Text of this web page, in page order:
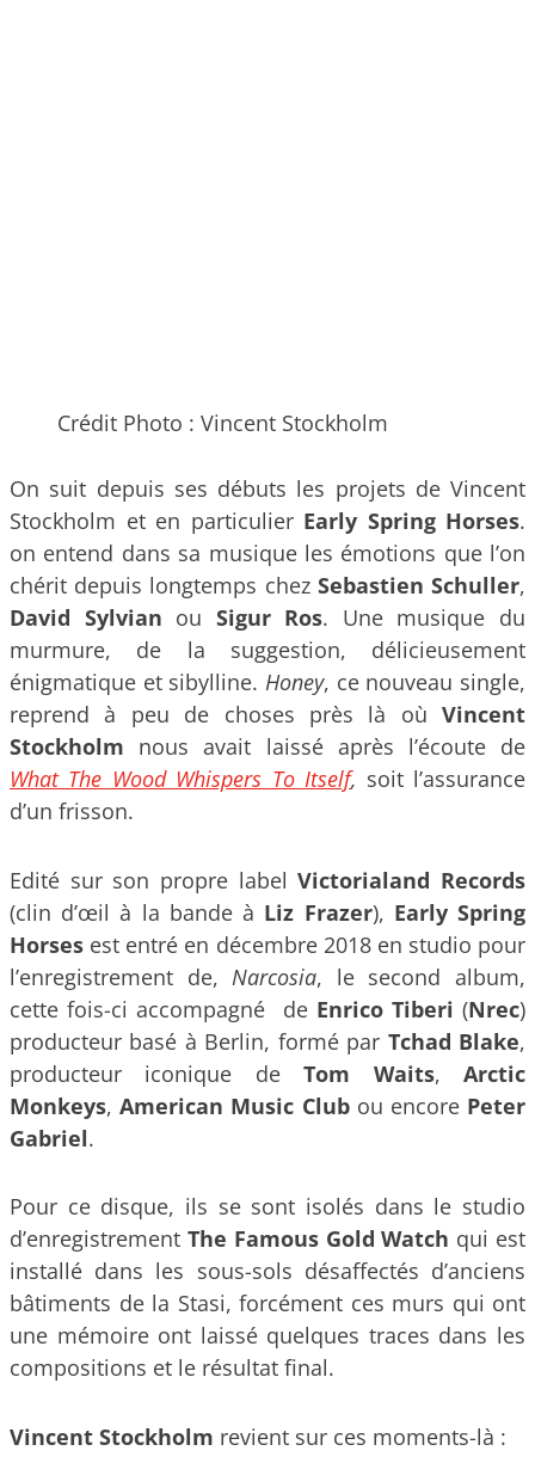
Crédit Photo : Vincent Stockholm
On suit depuis ses débuts les projets de Vincent
Stockholm et en particulier Early Spring Horses.
on entend dans sa musique les émotions que l’on
chérit depuis longtemps chez Sebastien Schuller,
David Sylvian ou Sigur Ros. Une musique du
murmure, de la suggestion, délicieusement
énigmatique et sibylline. Honey, ce nouveau single,
reprend à peu de choses près là où Vincent
Stockholm nous avait laissé après l’écoute de
What The Wood Whispers To Itself, soit l’assurance
d’un frisson.
Edité sur son propre labelVictorialand Records
(clin d’œil à la bande à Liz Frazer), Early Spring
Horses est entré en décembre 2018 en studio pour
l’enregistrement de, Narcosia, le second album,
cette fois-ci accompagné de Enrico Tiberi (Nrec)
producteur basé à Berlin, formé par Tchad Blake,
producteur iconique deTom Waits,Arctic
Monkeys,American Music Clubou encore Peter
Gabriel.
Pour ce disque, ils se sont isolés dans le studio
d’enregistrement The Famous Gold Watch qui est
installé dans les sous-sols désaffectés d’anciens
bâtiments de la Stasi, forcément ces murs qui ont
une mémoire ont laissé quelques traces dans les
compositions et le résultat final.
Vincent Stockholm revient sur ces moments-là :